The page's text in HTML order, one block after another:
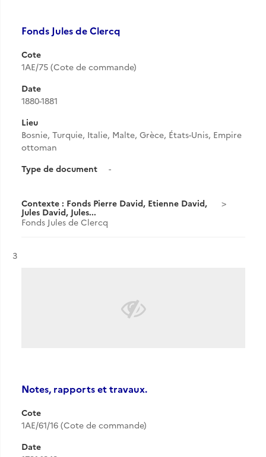
Fonds Jules de Clercq
Cote
1AE/75 (Cote de commande)
Date
1880-1881
Lieu
Bosnie, Turquie, Italie, Malte, Grèce, États-Unis, Empire
ottoman
Type de document
-
Contexte : Fonds Pierre David, Etienne David,
Jules David, Jules...
Fonds Jules de Clercq
Résultat n°
3
Notes, rapports et travaux.
Cote
1AE/61/16 (Cote de commande)
Date